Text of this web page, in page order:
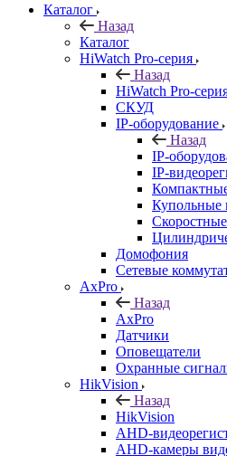
Каталог
Назад
Каталог
HiWatch Pro-серия
Назад
HiWatch Pro-
CКУД
IP-оборудование
Назад
IP-
IP-
Купольные
Домофония
Сетевые
AxPro
Назад
AxPro
Датчики
Оповещатели
Охранные
HikVision
Назад
HikVision
AHD-
AHD-камеры